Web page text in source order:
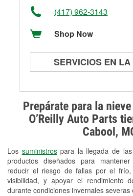
Prepárate para la
O’Reilly Auto Parts
Cabool,
Los suministrospara la llegada de las
productos diseñados para
reducir el riesgo de fallas por el
visibilidad, y apoyar el rendimiento
durante condiciones invernales severas
(417) 962-3143
Shop Now
SERVICIOS EN
Prueba de
arrancadores
Revisión de la luz
Reciclaje de baterías y
Instalación de
Instalación de